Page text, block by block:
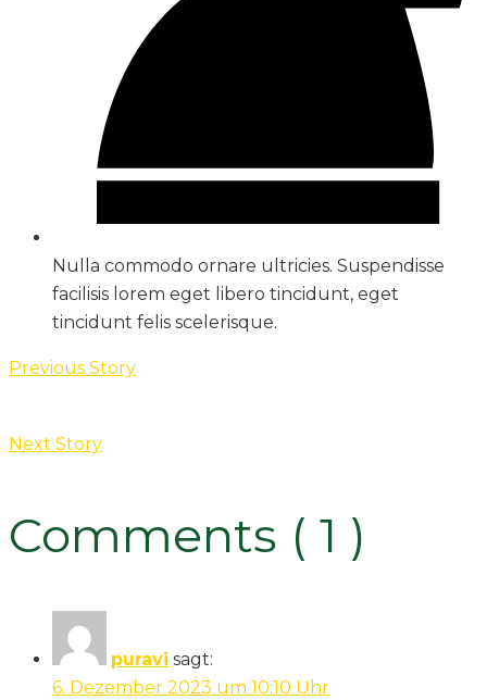
Nulla commodo ornare ultricies. Suspendisse
facilisis lorem eget libero tincidunt, eget
tincidunt felis scelerisque.
Previous Story
Next Story
Comments ( 1 )
puravi sagt:
6. Dezember 2023 um 10:10 Uhr